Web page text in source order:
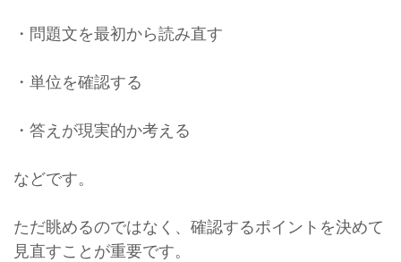
・問題文を最初から読み直す
・単位を確認する
・答えが現実的か考える
などです。
ただ眺めるのではなく、確認するポイントを決めて
見直すことが重要です。